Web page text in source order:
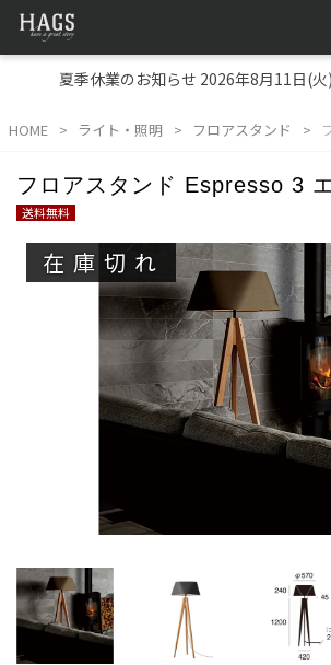
夏季休業のお知らせ 2026年8月11日(
HOME ライト・照明 フロアスタンド
フロアスタンド Espresso 3
送料無料
在庫切れ